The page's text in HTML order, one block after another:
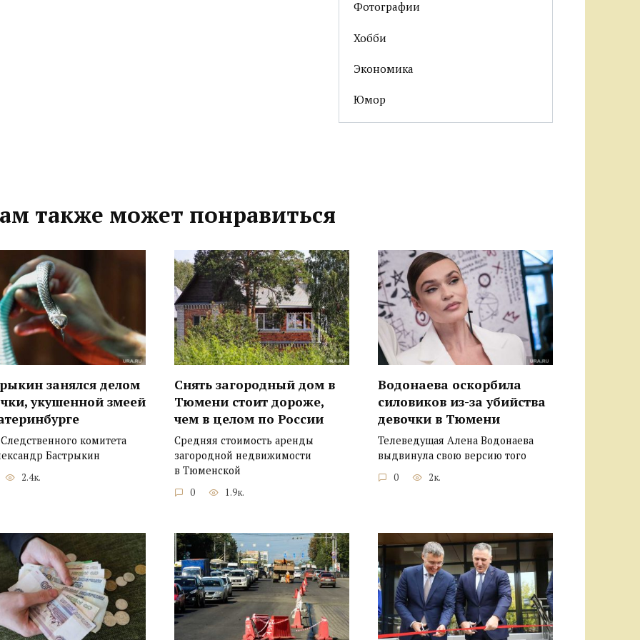
Фотографии
Хобби
Экономика
Юмор
также может понравиться
занялся делом
укушенной змеей
комитета
Бастрыкин
2.4к.
Снять загородный дом в
Тюмени стоит дороже,
чем в целом по России
Средняя стоимость аренды
загородной недвижимости
в Тюменской
0 1.9к.
Водонаева оскорбила
силовиков из-за убийства
девочки в Тюмени
Телеведущая Алена Водонаева
выдвинула свою версию того
0 2к.